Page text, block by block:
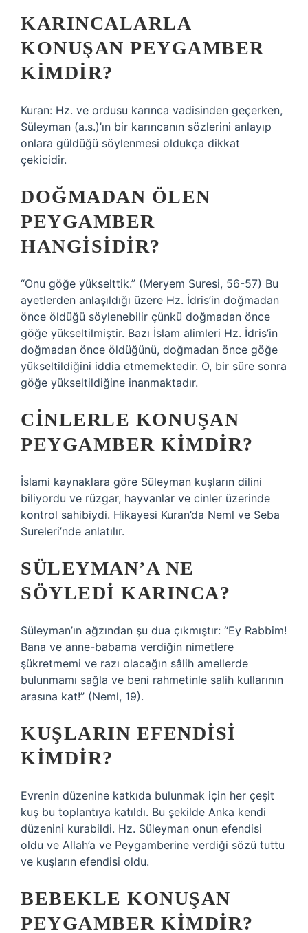
KARINCALARLA
KONUŞAN PEYGAMBER
KIMDIR?
Kuran: Hz. ve ordusu karınca vadisinden geçerken,
Süleyman (a.s.)’ın bir karıncanın sözlerini anlayıp
onlara güldüğü söylenmesi oldukça dikkat
çekicidir.
DOĞMADAN ÖLEN
PEYGAMBER
HANGISIDIR?
“Onu göğe yükselttik.” (Meryem Suresi, 56-57) Bu
ayetlerden anlaşıldığı üzere Hz. İdris’in doğmadan
önce öldüğü söylenebilir çünkü doğmadan önce
göğe yükseltilmiştir. Bazı İslam alimleri Hz. İdris’in
doğmadan önce öldüğünü, doğmadan önce göğe
yükseltildiğini iddia etmemektedir. O, bir süre sonra
göğe yükseltildiğine inanmaktadır.
CINLERLE KONUŞAN
PEYGAMBER KIMDIR?
İslami kaynaklara göre Süleyman kuşların dilini
biliyordu ve rüzgar, hayvanlar ve cinler üzerinde
kontrol sahibiydi. Hikayesi Kuran’da Neml ve Seba
Sureleri’nde anlatılır.
SÜLEYMAN’A NE
SÖYLEDI KARINCA?
Süleyman’ın ağzından şu dua çıkmıştır: “Ey Rabbim!
Bana ve anne-babama verdiğin nimetlere
şükretmemi ve razı olacağın sâlih amellerde
bulunmamı sağla ve beni rahmetinle salih kullarının
arasına kat!” (Neml, 19).
KUŞLARIN EFENDISI
KIMDIR?
Evrenin düzenine katkıda bulunmak için her çeşit
kuş bu toplantıya katıldı. Bu şekilde Anka kendi
düzenini kurabildi. Hz. Süleyman onun efendisi
oldu ve Allah’a ve Peygamberine verdiği sözü tuttu
ve kuşların efendisi oldu.
BEBEKLE KONUŞAN
PEYGAMBER KIMDIR?